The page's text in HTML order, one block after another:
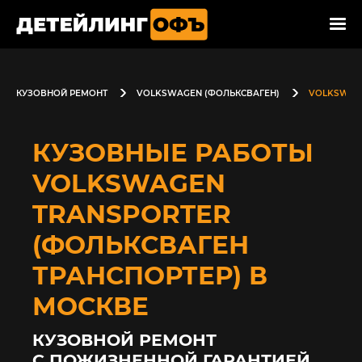
КУЗОВНОЙ РЕМОНТ VOLKSWAGEN (ФОЛЬКСВАГЕН)
КУЗОВНЫЕ РАБОТЫ
VOLKSWAGEN
TRANSPORTER
(ФОЛЬКСВАГЕН
ТРАНСПОРТЕР) В
МОСКВЕ
КУЗОВНОЙ РЕМОНТ